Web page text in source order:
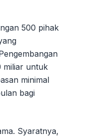
500 pihak
miliar untuk
minimal
bagi
Syaratnya,